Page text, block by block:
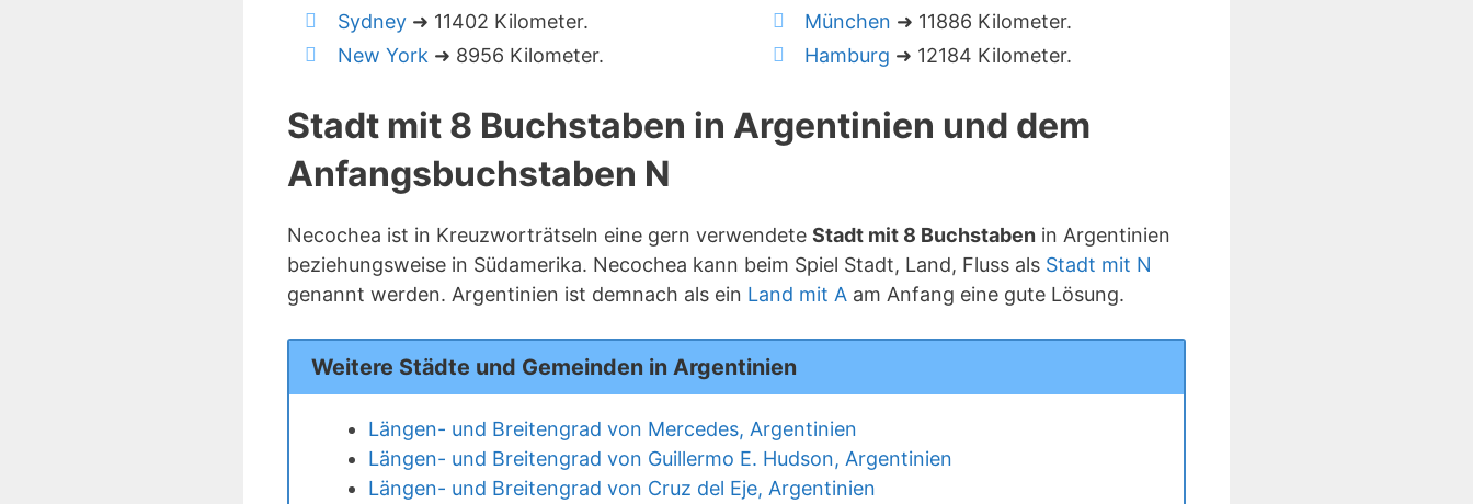
Sydney ➜ 11402 Kilometer.
New York ➜ 8956 Kilometer.
München ➜ 11886 Kilometer.
Hamburg ➜ 12184 Kilometer.
Stadt mit 8 Buchstaben in Argentinien und dem
Anfangsbuchstaben N
Necochea ist in Kreuzworträtseln eine gern verwendete Stadt mit 8 Buchstaben in Argentinien
beziehungsweise in Südamerika. Necochea kann beim Spiel Stadt, Land, Fluss als Stadt mit N
genannt werden. Argentinien ist demnach als ein Land mit A am Anfang eine gute Lösung.
Weitere Städte und Gemeinden in Argentinien
Längen- und Breitengrad von Mercedes, Argentinien
Längen- und Breitengrad von Guillermo E. Hudson, Argentinien
Längen- und Breitengrad von Cruz del Eje, Argentinien